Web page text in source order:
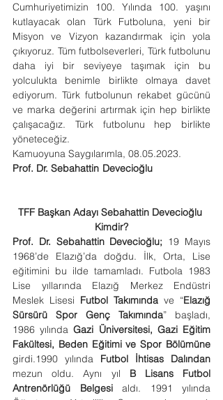
Cumhuriyetimizin 100. Yılında 100. yaşını
kutlayacak olan Türk Futboluna, yeni bir
Misyon ve Vizyon kazandırmak için yola
çıkıyoruz. Tüm futbolseverleri, Türk futbolunu
daha iyi bir seviyeye taşımak için bu
yolculukta benimle birlikte olmaya davet
ediyorum. Türk futbolunun rekabet gücünü
ve marka değerini artırmak için hep birlikte
çalışacağız. Türk futbolunu hep birlikte
yöneteceğiz.
Kamuoyuna Saygılarımla, 08.05.2023.
Prof. Dr. Sebahattin Devecioğlu
TFF Başkan Adayı Sebahattin Devecioğlu
Kimdir?
Prof. Dr. Sebahattin Devecioğlu; 19 Mayıs
1968’de Elazığ’da doğdu. İlk, Orta, Lise
eğitimini bu ilde tamamladı. Futbola 1983
Lise yıllarında Elazığ Merkez Endüstri
Meslek Lisesi Futbol Takımında ve “Elazığ
Sürsürü Spor Genç Takımında” başladı,
1986 yılında Gazi Üniversitesi, Gazi Eğitim
Fakültesi, Beden Eğitimi ve Spor Bölümüne
girdi.1990 yılında Futbol İhtisas Dalından
mezun oldu. Aynı yıl B Lisans Futbol
Antrenörlüğü Belgesi aldı. 1991 yılında